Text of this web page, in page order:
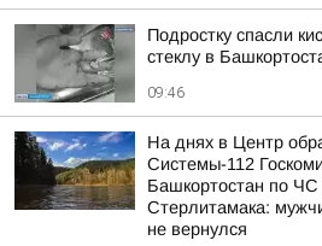
Подростку спасли
стеклу в
09:46
На днях в Центр
Системы-112
Башкортостан по ЧС
Стерлитамака:
не вернулся